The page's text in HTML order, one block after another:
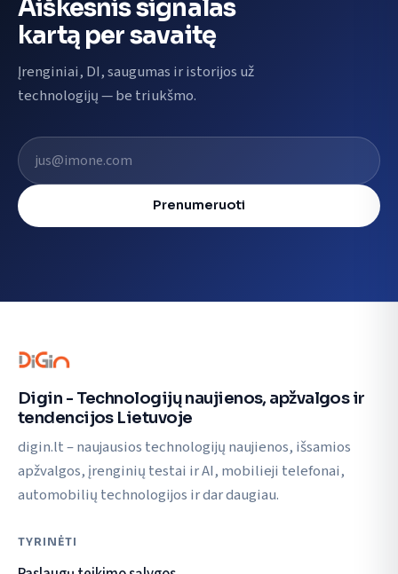
Aiškesnis signalas
kartą per savaitę
Įrenginiai, DI, saugumas ir istorijos už
technologijų — be triukšmo.
El. pašto adresas
Prenumeruoti
Digin - Technologijų naujienos, apžvalgos ir
tendencijos Lietuvoje
digin.lt – naujausios technologijų naujienos, išsamios
apžvalgos, įrenginių testai ir AI, mobilieji telefonai,
automobilių technologijos ir dar daugiau.
TYRINĖTI